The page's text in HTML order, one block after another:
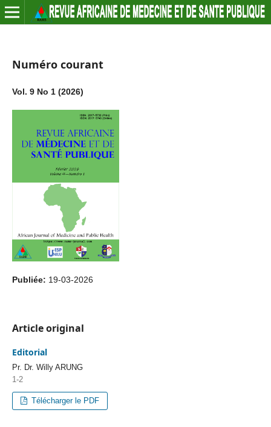
Numéro courant
Vol. 9 No 1 (2026)
Publiée: 19-03-2026
Article original
Editorial
Pr. Dr. Willy ARUNG
1-2
Télécharger le PDF